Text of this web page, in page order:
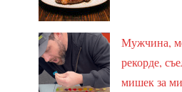
Мужчина,
рекорде,
мишек за